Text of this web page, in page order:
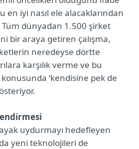
en iyi nasıl ele alacaklarından
dünyadan 1.500 şirket
bir araya getiren çalışma,
neredeyse dörtte
karşılık verme ve bu
konusunda ‘kendisine pek de
uydurmayı hedefleyen
yeni teknolojileri de